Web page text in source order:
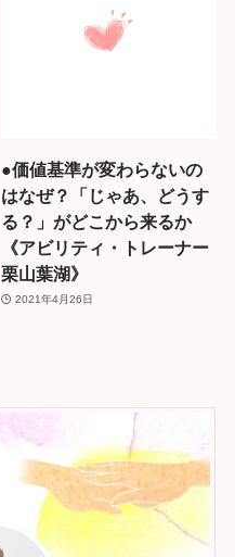
●価値基準が変わらないの
はなぜ？「じゃあ、どうす
る？」がどこから来るか
《アビリティ・トレーナー
栗山葉湖》
2021年4月26日